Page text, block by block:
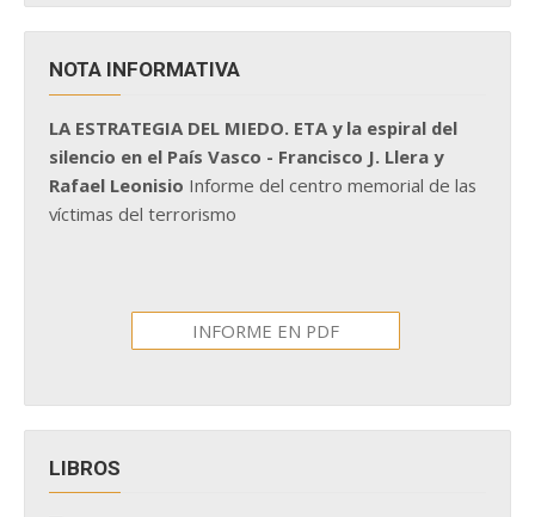
NOTA INFORMATIVA
LA ESTRATEGIA DEL MIEDO. ETA y la espiral del
silencio en el País Vasco - Francisco J. Llera y
Rafael Leonisio Informe del centro memorial de las
víctimas del terrorismo
INFORME EN PDF
LIBROS